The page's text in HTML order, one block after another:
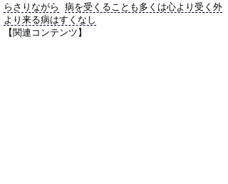
らさりながら
病を受くることも多くは心より受く外
より来る病はすくなし
【関連コンテンツ】